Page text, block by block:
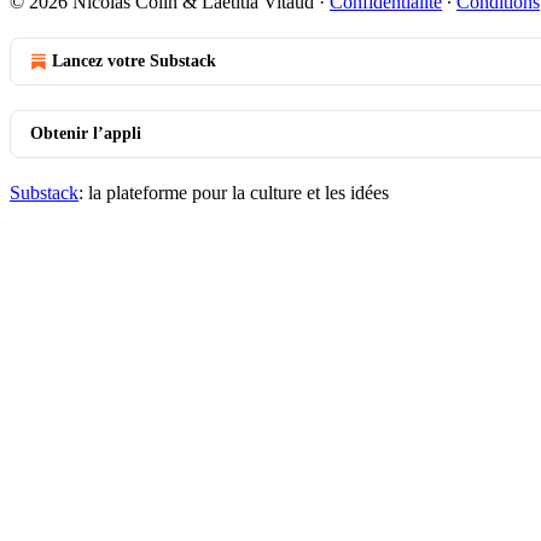
Lancez votre Substack
Obtenir l’appli
Substack: la plateforme pour la culture et les idées